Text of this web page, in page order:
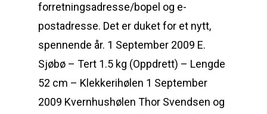
forretningsadresse/bopel og e-
postadresse. Det er duket for et nytt,
spennende år. 1 September 2009 E.
Sjøbø – Tert 1.5 kg (Oppdrett) – Lengde
52 cm – Klekkerihølen 1 September
2009 Kvernhushølen Thor Svendsen og